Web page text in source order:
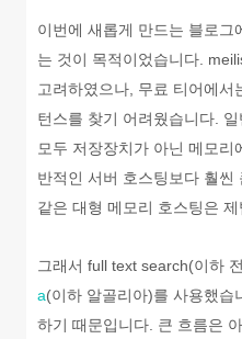
이번에 새롭게 만드는 블로
는 것이 목적이었습니다.
고려하였으나, 무료 티어에
턴스를 찾기 어려웠습니다.
모두 저장장치가 아닌 메모리
반적인 서버 호스팅보다 훨씬
같은 대형 메모리 호스팅은
그래서 full text search(이하
a(이하 알골리아)를 사용했습
하기 때문입니다. 큰 흐름은